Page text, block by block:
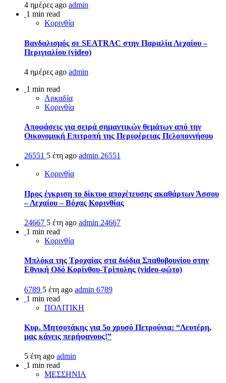
4 ημέρες ago admin
1 min read
Κορινθία
Βανδαλισμός σε SEATRAC στην Παραλία Λεχαίου –
Περιγιαλίου (video)
4 ημέρες ago admin
1 min read
Αρκαδία
Κορινθία
Αποφάσεις για σειρά σημαντικών θεμάτων από την
Οικονομική Επιτροπή της Περιφέρειας Πελοποννήσου
26551 5 έτη ago admin 26551
Κορινθία
Προς έγκριση το δίκτυο αποχέτευσης ακαθάρτων Άσσου
– Λεχαίου – Βόχας Κορινθίας
24667 5 έτη ago admin 24667
1 min read
Κορινθία
Μπλόκα της Τροχαίας στα διόδια Σπαθοβουνίου στην
Εθνική Οδό Κορίνθου-Τρίπολης (video-φώτο)
6789 5 έτη ago admin 6789
1 min read
ΠΟΛΙΤΙΚΗ
Κυρ. Μητσοτάκης για 5ο χρυσό Πετρούνια: “Λευτέρη,
μας κάνεις περήφανους!”
5 έτη ago admin
1 min read
ΜΕΣΣΗΝΙΑ